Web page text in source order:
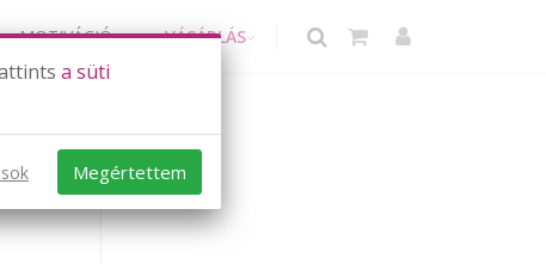
MOTIVÁCIÓ VÁSÁRLÁS
a süti
Megértettem